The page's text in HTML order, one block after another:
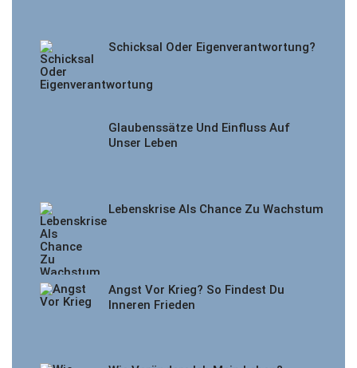
Schicksal Oder Eigenverantwortung?
Glaubenssätze Und Einfluss Auf
Unser Leben
Lebenskrise Als Chance Zu Wachstum
Angst Vor Krieg? So Findest Du
Inneren Frieden